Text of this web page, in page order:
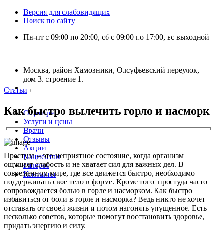
Версия для слабовидящих
Поиск по сайту
Пн-пт с 09:00 по 20:00, сб с 09:00 по 17:00, вс выходной
Москва, район Хамовники, Олсуфьевский переулок,
дом 3, строение 1.
О центре
Услуги и цены
Врачи
Отзывы
Акции
Пациентам
Галерея
Контакты
Статьи ›
Как быстро вылечить горло и насморк
Простуда – это неприятное состояние, когда организм
ощущает слабость и не хватает сил для важных дел. В
современном мире, где все движется быстро, необходимо
поддерживать свое тело в форме. Кроме того, простуда часто
сопровождается болью в горле и насморком. Как быстро
избавиться от боли в горле и насморка? Ведь никто не хочет
отставать от своей жизни и потом нагонять упущенное. Есть
несколько советов, которые помогут восстановить здоровье,
придать энергию и силу.